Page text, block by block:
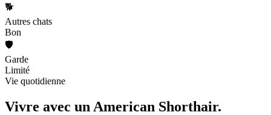
🐕
Autres chats
Bon
🛡️
Garde
Limité
Vie quotidienne
Vivre avec un American Shorthair.